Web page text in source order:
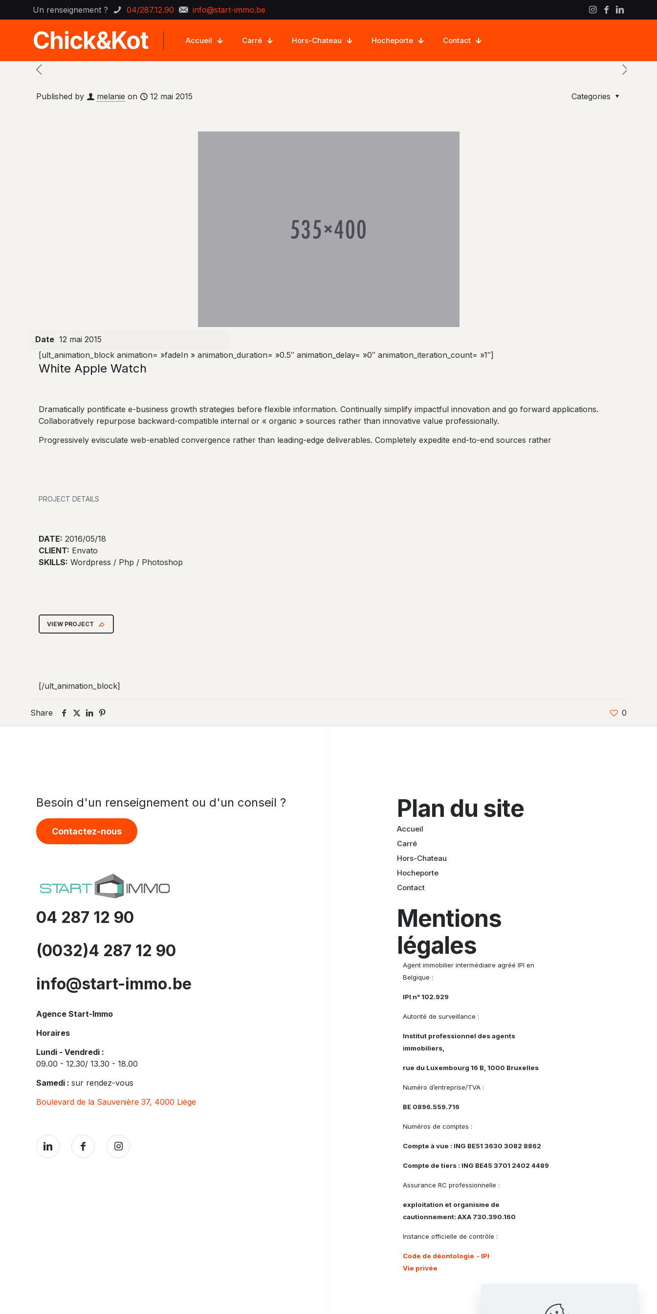
Un renseignement ? 04/287.12.90 info@start-immo.be
Chick&Kot Accueil Carré Hors-Chateau Hocheporte Contact
Published by melanie on 12 mai 2015 Categories
Date 12 mai 2015
[ult_animation_block animation= »fadeIn » animation_duration= »0.5″ animation_delay= »0″ animation_iteration_count= »1″]
White Apple Watch
Dramatically pontificate e-business growth strategies before flexible information. Continually simplify impactful innovation and go forward applications.
Collaboratively repurpose backward-compatible internal or « organic » sources rather than innovative value professionally.
Progressively evisculate web-enabled convergence rather than leading-edge deliverables. Completely expedite end-to-end sources rather
PROJECT DETAILS
DATE: 2016/05/18
CLIENT: Envato
SKILLS: Wordpress / Php / Photoshop
VIEW PROJECT
[/ult_animation_block]
Share 0
Besoin d'un renseignement ou d'un conseil ?
Contactez-nous
04 287 12 90
(0032)4 287 12 90
info@start-immo.be
Agence Start-Immo
Horaires
Lundi - Vendredi :
09.00 - 12.30/ 13.30 - 18.00
Samedi : sur rendez-vous
Boulevard de la Sauvenière 37, 4000 Liège
Plan du site
Accueil
Carré
Hors-Chateau
Hocheporte
Contact
Mentions
légales
Agent immobilier intermédiaire agréé IPI en
Belgique :
IPI n° 102.929
Autorité de surveillance :
Institut professionnel des agents
immobiliers,
rue du Luxembourg 16 B, 1000 Bruxelles
Numéro d’entreprise/TVA :
BE 0896.559.716
Numéros de comptes :
Compte à vue : ING BE51 3630 3082 8862
Compte de tiers : ING BE45 3701 2402 4489
Assurance RC professionnelle :
exploitation et organisme de
cautionnement: AXA 730.390.160
Instance officielle de contrôle :
Code de déontologie - IPI
Vie privée